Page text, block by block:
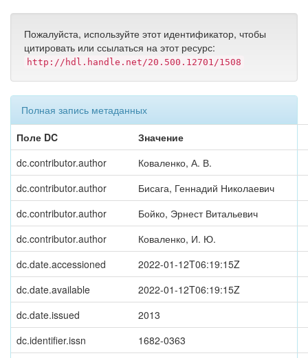
Пожалуйста, используйте этот идентификатор, чтобы
цитировать или ссылаться на этот ресурс:
http://hdl.handle.net/20.500.12701/1508
Полная запись метаданных
Поле DC
Значение
dc.contributor.author
Коваленко, А. В.
dc.contributor.author
Бисага, Геннадий Николаевич
dc.contributor.author
Бойко, Эрнест Витальевич
dc.contributor.author
Коваленко, И. Ю.
dc.date.accessioned
2022-01-12T06:19:15Z
dc.date.available
2022-01-12T06:19:15Z
dc.date.issued
2013
dc.identifier.issn
1682-0363